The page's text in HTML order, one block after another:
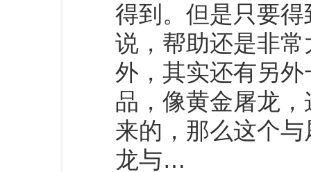
得到。但是只要
说，帮助还是非
外，其实还有另
品，像黄金屠龙
来的，那么这个
龙与…